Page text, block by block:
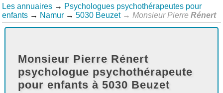
Les annuaires → Psychologues psychothérapeutes pour
enfants → Namur → 5030 Beuzet → Monsieur PierreRénert
Monsieur Pierre Rénert
psychologue psychothérapeute
pour enfants à 5030 Beuzet